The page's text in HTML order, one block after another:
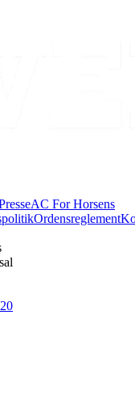
AC For Horsens
Ordensreglement